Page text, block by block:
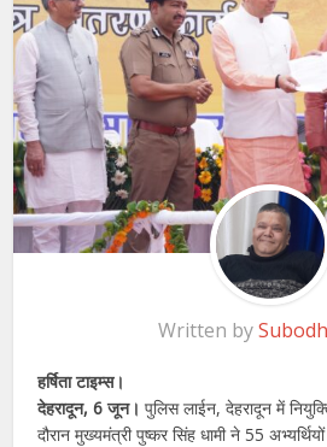
Written by
हर्षिता टाइम्स।
देहरादून, 6 जून। पुलिस लाईन, देहरादून में
दौरान मुख्यमंत्री पुष्कर सिंह धामी ने 55